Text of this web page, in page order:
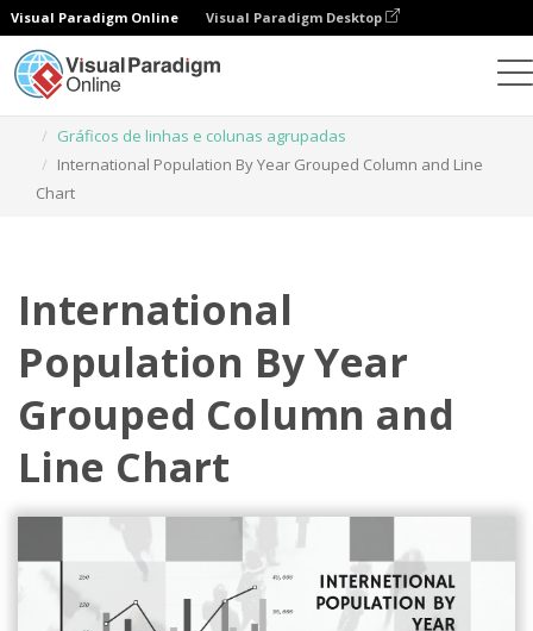
Visual Paradigm Online Visual Paradigm Desktop
Gráficos de linhas e colunas agrupadas
International Population By Year Grouped Column and Line
Chart
International
Population By Year
Grouped Column and
Line Chart